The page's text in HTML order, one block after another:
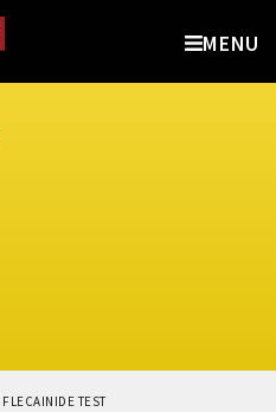
MENU
FLECAINIDE TEST